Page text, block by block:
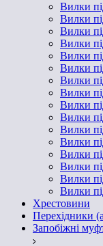
Вилки
Вилки
Вилки
Вилки
Вилки
Вилки
Вилки
Вилки
Вилки
Вилки
Вилки
Вилки
Вилки
Вилки
Вилки
Вилки
Хрестовини
Перехідники
Запобіжні